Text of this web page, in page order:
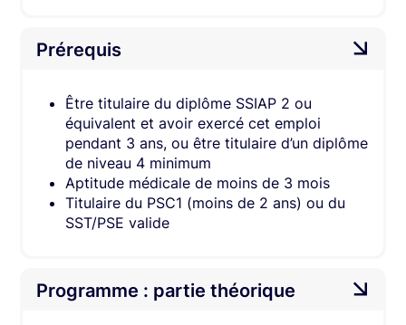
Prérequis
Être titulaire du diplôme SSIAP 2 ou
équivalent et avoir exercé cet emploi
pendant 3 ans, ou être titulaire d’un diplôme
de niveau 4 minimum
Aptitude médicale de moins de 3 mois​
Titulaire du PSC1 (moins de 2 ans) ou​ du
SST/PSE valide
Programme : partie théorique